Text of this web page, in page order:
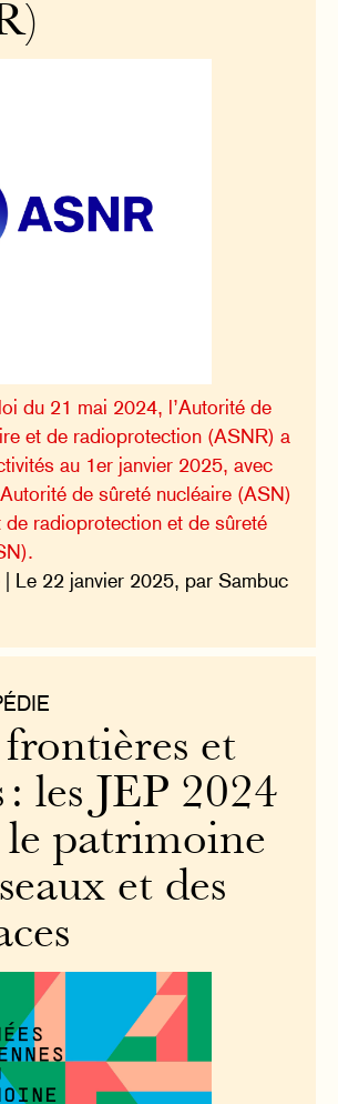
du 21 mai 2024, l’Autorité de
et de radioprotection (ASNR) a
au 1er janvier 2025, avec
de sûreté nucléaire (ASN)
de radioprotection et de sûreté
| Le 22 janvier 2025, par Sambuc
frontières et
: les JEP 2024
le patrimoine
et des